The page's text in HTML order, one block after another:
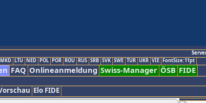
MKD LTU NED POL POR ROU RUS SRB SVK SWE TUR UKR VIE FontSize:11pt
FAQ Onlineanmeldung Swiss-Manager ÖSB FIDE
Elo FIDE